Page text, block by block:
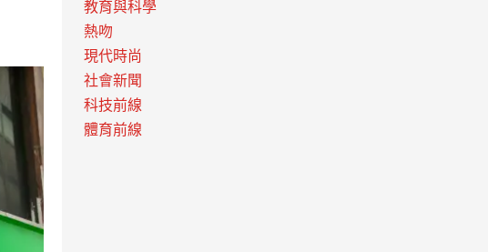
教育與科學
熱吻
現代時尚
社會新聞
科技前線
體育前線